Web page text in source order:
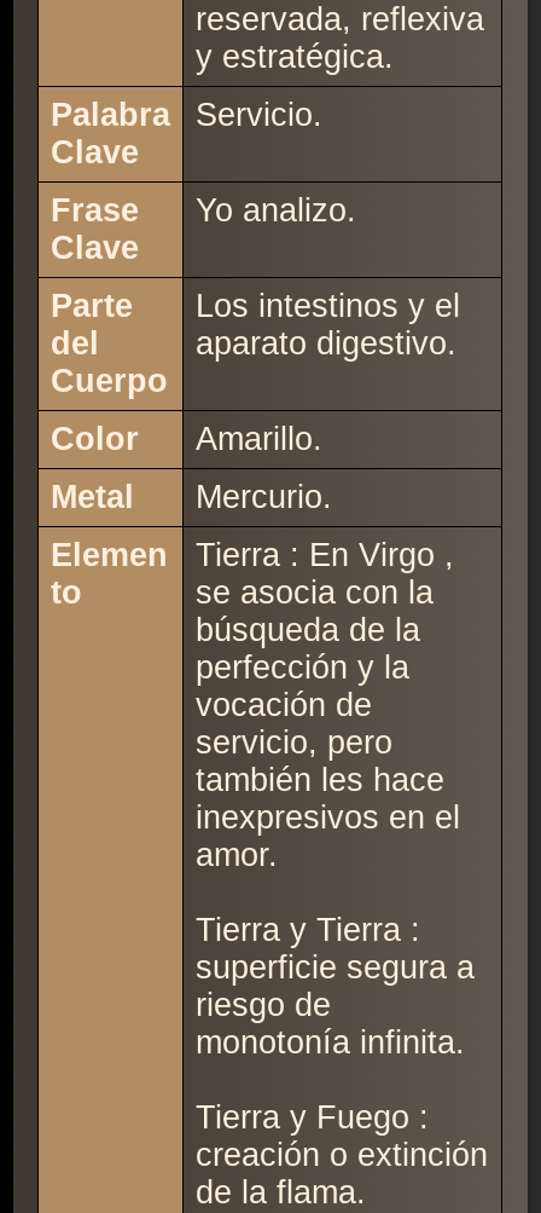
reservada, reflexiva
y estratégica.
Palabra
Clave
Servicio.
Frase
Clave
Yo analizo.
Parte
del
Cuerpo
Los intestinos y el
aparato digestivo.
Color
Amarillo.
Metal
Mercurio.
Elemen
to
Tierra : En Virgo ,
se asocia con la
búsqueda de la
perfección y la
vocación de
servicio, pero
también les hace
inexpresivos en el
amor.
Tierra y Tierra :
superficie segura a
riesgo de
monotonía infinita.
Tierra y Fuego :
creación o extinción
de la flama.